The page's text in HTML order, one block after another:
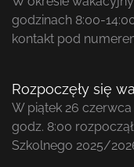
godzinach 8:00-
kontakt pod
Rozpoczęły się
W piątek 26
godz. 8:00
Szkolnego 2025/